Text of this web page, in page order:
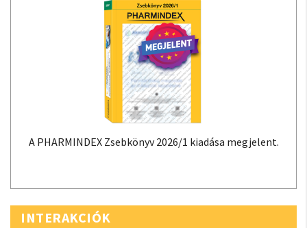
A PHARMINDEX Zsebkönyv 2026/1 kiadása megjelent.
INTERAKCIÓK